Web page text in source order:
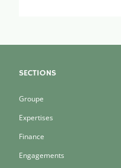
SECTIONS
Groupe
Expertises
Finance
Engagements